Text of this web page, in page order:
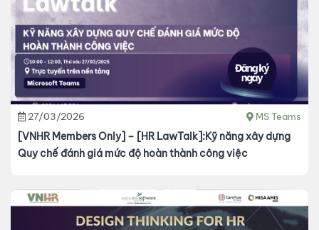
27/03/2026 MS Teams
[VNHR Members Only] – [HR LawTalk]:Kỹ năng xây dựng
Quy chế đánh giá mức độ hoàn thành công việc